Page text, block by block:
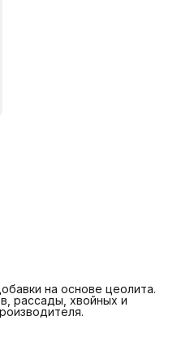
на основе цеолита.
рассады, хвойных и